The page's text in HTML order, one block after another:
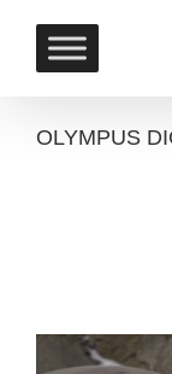
content
OLYMPUS